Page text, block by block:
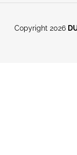
Copyright 2026